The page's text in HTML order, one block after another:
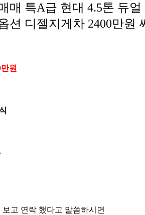
매 특A급 현대 4.5톤 듀얼
션 디젤지게차 2400만원
원
보고 연락 했다고 말씀하시면